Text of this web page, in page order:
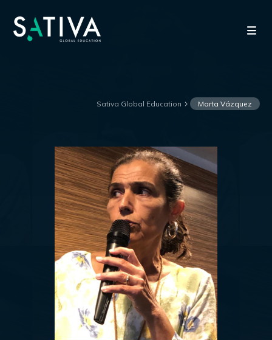
Sativa Global Education Marta Vázquez